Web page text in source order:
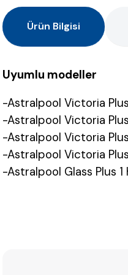
Ürün Bilgisi
Uyumlu modeller
-Astralpool Victoria
-Astralpool Victoria Plus
-Astralpool Victoria
-Astralpool Victoria
-Astralpool Glass Plus 1